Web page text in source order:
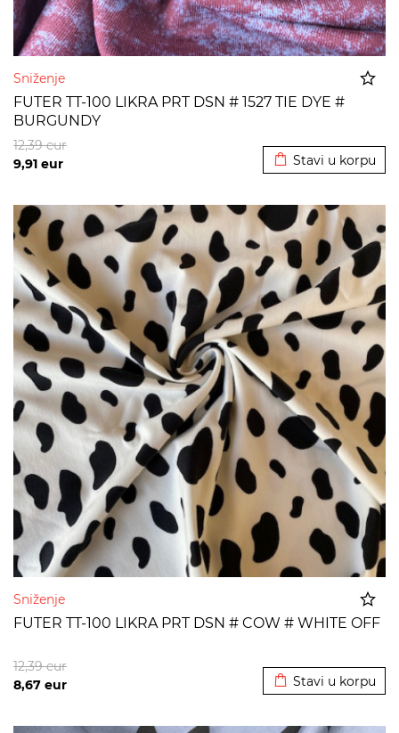
Sniženje
FUTER TT-100 LIKRA PRT DSN # 1527 TIE DYE #
BURGUNDY
9,91 eur
12,39eur
Stavi u korpu
Sniženje
FUTER TT-100 LIKRA PRT DSN # COW # WHITE OFF
8,67 eur
12,39eur
Stavi u korpu